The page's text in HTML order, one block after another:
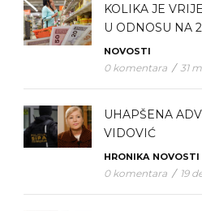
KOLIKA JE
U ODNOSU NA
NOVOSTI
0 komentara / 31
UHAPŠENA
VIDOVIĆ
HRONIKA NOVOSTI
0 komentara / 19